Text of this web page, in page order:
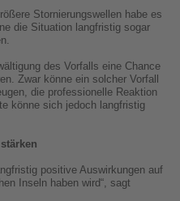
Stornierungswellen habe es
die Situation langfristig sogar
des Vorfalls eine Chance
Zwar könne ein solcher Vorfall
die professionelle Reaktion
könne sich jedoch langfristig
positive Auswirkungen auf
Inseln haben wird“, sagt